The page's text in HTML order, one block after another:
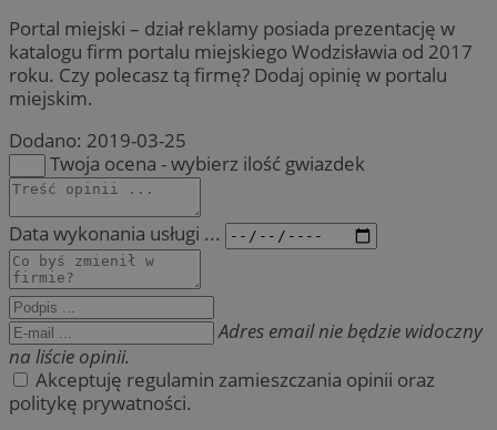
Portal miejski – dział reklamy posiada prezentację w
katalogu firm portalu miejskiego Wodzisławia od 2017
roku. Czy polecasz tą firmę? Dodaj opinię w portalu
miejskim.
Dodano: 2019-03-25
Twoja ocena - wybierz ilość gwiazdek
Data wykonania usługi ...
Adres email nie będzie widoczny
na liście opinii.
Akceptuję regulamin zamieszczania opinii oraz
politykę prywatności.